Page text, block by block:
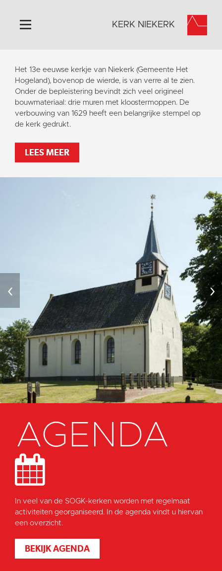
Home
Algemeen
Historie
Omgeving
Activiteiten
Steun ons
Contact
Vaktaal
KERK NIEKERK
Het 13e eeuwse kerkje van Niekerk (Gemeente Het
Hogeland), bovenop de wierde, is van verre al te zien.
Onder de bepleistering bevindt zich veel origineel
bouwmateriaal: drie muren met kloostermoppen. De
verbouwing van 1629 heeft een belangrijke stempel op
de kerk gedrukt.
LEES MEER
‹ ›
AGENDA
In veel van de SOGK-kerken worden met regelmaat
activiteiten georganiseerd. In de agenda vindt u hiervan
een overzicht.
BEKIJK AGENDA